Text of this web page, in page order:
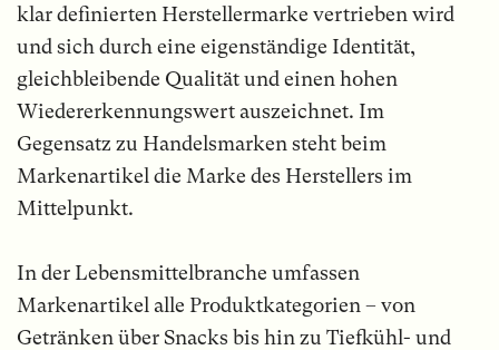
klar definierten Herstellermarke vertrieben wird
und sich durch eine eigenständige Identität,
gleichbleibende Qualität und einen hohen
Wiedererkennungswert auszeichnet. Im
Gegensatz zu Handelsmarken steht beim
Markenartikel die Marke des Herstellers im
Mittelpunkt.
In der Lebensmittelbranche umfassen
Markenartikel alle Produktkategorien – von
Getränken über Snacks bis hin zu Tiefkühl- und